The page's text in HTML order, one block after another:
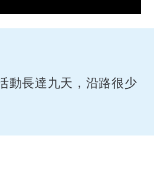
動長達九天，沿路很少